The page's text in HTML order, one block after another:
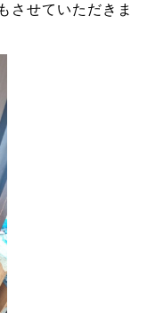
させていただきま